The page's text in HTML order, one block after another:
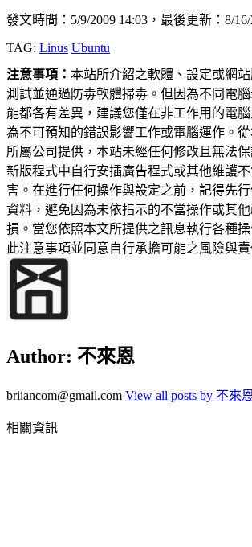
發文時間：5/9/2009 14:03，最後更新：8/16/
TAG: Linus Ubuntu
注意事項： 本站所介紹之軟體、設定或網
測試並通過防毒軟體掃毒。但因為不同電
能都各有差異，建議您僅在非工作用的電
為不可預知的錯誤影響工作或電腦運作。
所屬公司提供，本站未經任何修改且無法
新版程式中自行安插廣告程式或其他維護
害。在進行任何操作與設定之前，記得先
資料，避免因為未依指示的不當操作或其
損。當您依照本文所提供之訊息執行各種
此注意事項並同意自行承擔可能之風險與責
Author: 不來恩
briiancom@gmail.com View all posts by 不來
相關資訊